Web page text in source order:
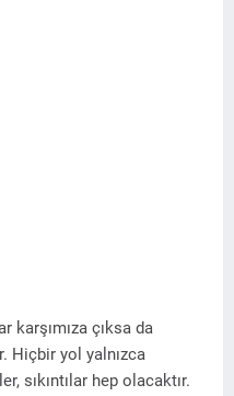
karşımıza çıksa da
Hiçbir yol yalnızca
sıkıntılar hep olacaktır.